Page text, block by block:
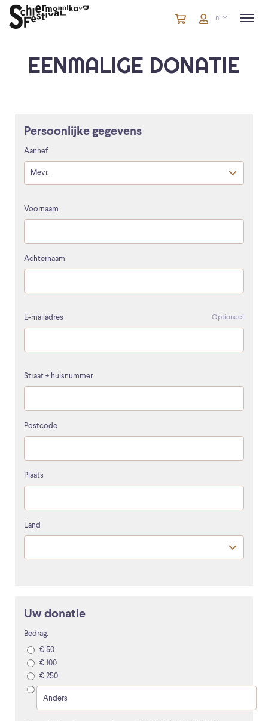
Winkelmandje
artikelen
Account
nl
EENMALIGE DONATIE
Persoonlijke gegevens
Aanhef
Voornaam
Achternaam
E-mailadres Optioneel
Straat + huisnummer
Postcode
Plaats
Land
Uw donatie
Bedrag:
€ 50
€ 100
€ 250